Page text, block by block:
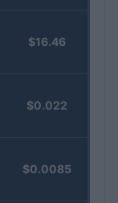
$16.46
$0.022
$0.0085